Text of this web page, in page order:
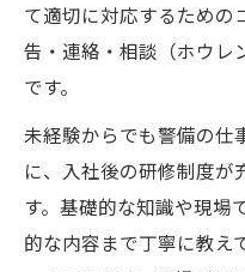
交通誘導や施
警備員の一日
警備員はきつ
未経験から始める
警備未経験者に
て適切に対応するための
告・連絡・相談（ホウレ
です。
未経験からでも警備の仕
に、入社後の研修制度が
す。基礎的な知識や現場
的な内容まで丁寧に教え